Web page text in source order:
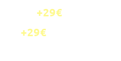
+29€
+29€